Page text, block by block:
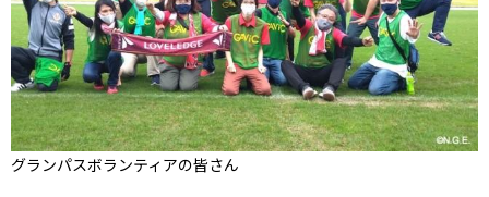
グランパスボランティアの皆さん